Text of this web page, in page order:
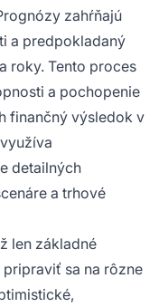
zahŕňajú
a predpokladaný
roky. Tento proces
a pochopenie
finančný výsledok v
detailných
a trhové
len základné
sa na rôzne